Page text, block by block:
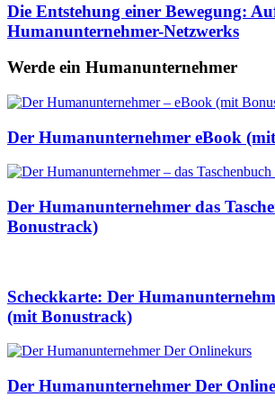
Die Entstehung einer Bewegung:
Humanunternehmer-Netzwerks
Werde ein Humanunternehmer
Der Humanunternehmer eBook
Der Humanunternehmer das
Bonustrack)
Scheckkarte: Der
(mit Bonustrack)
Der Humanunternehmer Der